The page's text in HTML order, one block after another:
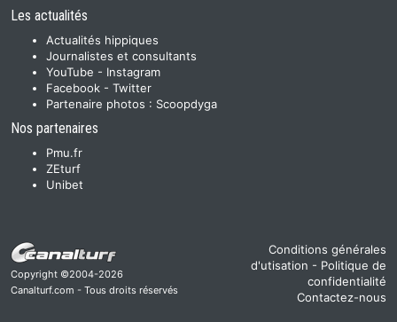
Les actualités
Actualités hippiques
Journalistes et consultants
YouTube - Instagram
Facebook - Twitter
Partenaire photos : Scoopdyga
Nos partenaires
Pmu.fr
ZEturf
Unibet
Copyright ©2004-2026
Canalturf.com - Tous droits réservés
Conditions générales
d'utisation - Politique de
confidentialité
Contactez-nous